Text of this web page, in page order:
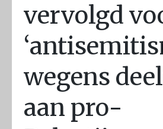
vervolgd
wegens
aan pro-